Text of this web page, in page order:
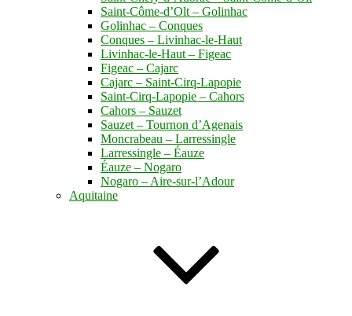
Saint-Côme-d’Olt – Golinhac
Golinhac – Conques
Conques – Livinhac-le-Haut
Livinhac-le-Haut – Figeac
Figeac – Cajarc
Cajarc – Saint-Cirq-Lapopie
Saint-Cirq-Lapopie – Cahors
Cahors – Sauzet
Sauzet – Tournon d’Agenais
Moncrabeau – Larressingle
Larressingle – Éauze
Éauze – Nogaro
Nogaro – Aire-sur-l’Adour
Aquitaine